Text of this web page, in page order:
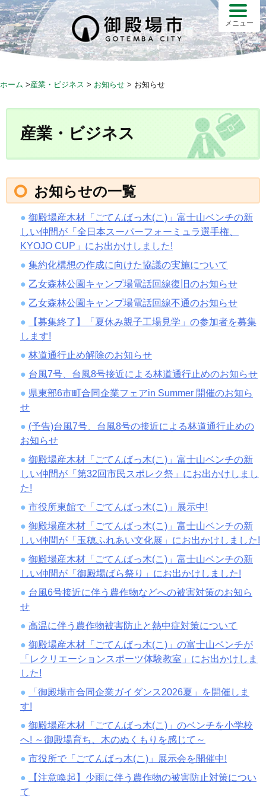
S
k
i
p
メニュー
ホーム >産業・ビジネス > お知らせ > お知らせ
産業・ビジネス
お知らせの一覧
御殿場産木材「ごてんばっ木(こ)」富士山ベンチの新
しい仲間が「全日本スーパーフォーミュラ選手権、
KYOJO CUP」にお出かけしました!
集約化構想の作成に向けた協議の実施について
乙女森林公園キャンプ場電話回線復旧のお知らせ
乙女森林公園キャンプ場電話回線不通のお知らせ
【募集終了】「夏休み親子工場見学」の参加者を募集
します!
林道通行止め解除のお知らせ
台風7号、台風8号接近による林道通行止めのお知らせ
県東部6市町合同企業フェアin Summer 開催のお知ら
せ
(予告)台風7号、台風8号の接近による林道通行止めの
お知らせ
御殿場産木材「ごてんばっ木(こ)」富士山ベンチの新
しい仲間が「第32回市民スポレク祭」にお出かけしまし
た!
市役所東館で「ごてんばっ木(こ)」展示中!
御殿場産木材「ごてんばっ木(こ)」富士山ベンチの新
しい仲間が「玉穂ふれあい文化展」にお出かけしました!
御殿場産木材「ごてんばっ木(こ)」富士山ベンチの新
しい仲間が「御殿場ばら祭り」にお出かけしました!
台風6号接近に伴う農作物などへの被害対策のお知ら
せ
高温に伴う農作物被害防止と熱中症対策について
御殿場産木材「ごてんばっ木(こ)」の富士山ベンチが
「レクリエーションスポーツ体験教室」にお出かけしま
した!
「御殿場市合同企業ガイダンス2026夏」を開催しま
す!
御殿場産木材「ごてんばっ木(こ)」のベンチを小学校
へ! ～御殿場育ち、木のぬくもりを感じて～
市役所で「ごてんばっ木(こ)」展示会を開催中!
【注意喚起】少雨に伴う農作物の被害防止対策につい
て